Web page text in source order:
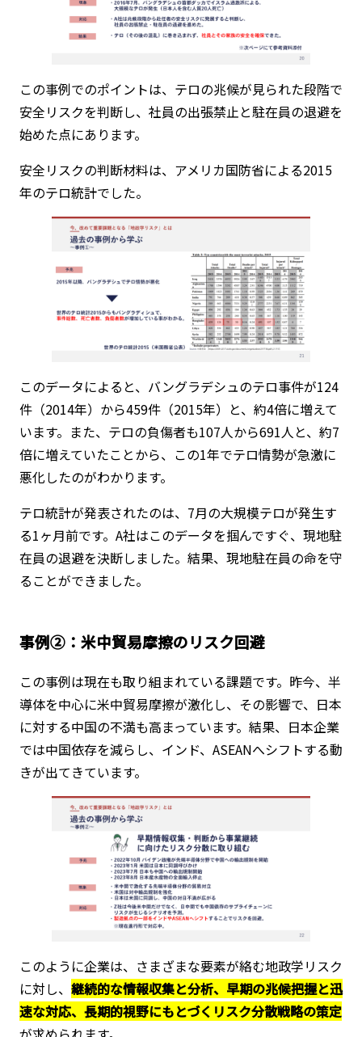
この事例でのポイントは、テロの兆候が見られた段階で
安全リスクを判断し、社員の出張禁止と駐在員の退避を
始めた点にあります。
安全リスクの判断材料は、アメリカ国防省による2015
年のテロ統計でした。
このデータによると、バングラデシュのテロ事件が124
件（2014年）から459件（2015年）と、約4倍に増えて
います。また、テロの負傷者も107人から691人と、約7
倍に増えていたことから、この1年でテロ情勢が急激に
悪化したのがわかります。
テロ統計が発表されたのは、7月の大規模テロが発生す
る1ヶ月前です。A社はこのデータを掴んですぐ、現地駐
在員の退避を決断しました。結果、現地駐在員の命を守
ることができました。
事例②：米中貿易摩擦のリスク回避
この事例は現在も取り組まれている課題です。昨今、半
導体を中心に米中貿易摩擦が激化し、その影響で、日本
に対する中国の不満も高まっています。結果、日本企業
では中国依存を減らし、インド、ASEANへシフトする動
きが出てきています。
このように企業は、さまざまな要素が絡む地政学リスク
に対し、 継続的な情報収集と分析、早期の兆候把握と迅
速な対応、長期的視野にもとづくリスク分散戦略の策定